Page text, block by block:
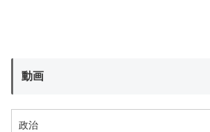
動画
政治